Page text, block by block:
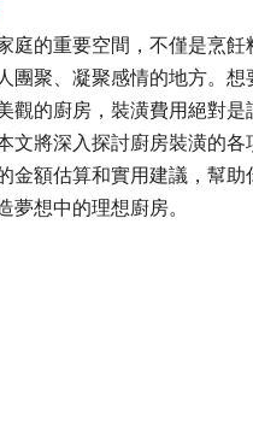
庭的重要空間，不僅是烹飪
團聚、凝聚感情的地方。想
觀的廚房，裝潢費用絕對是
文將深入探討廚房裝潢的各
金額估算和實用建議，幫助
夢想中的理想廚房。